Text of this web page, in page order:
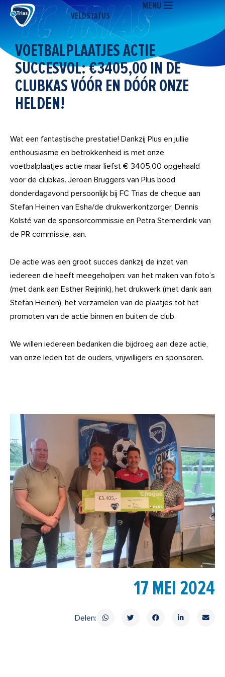
naar
inhoud
VELDSTATUS
MENU
VOETBALPLAATJES ACTIE
SUCCESVOL: €3405,00 IN DE
CLUBKAS VÓÓR EN DÓÓR ONZE
HELDEN!
Wat een fantastische prestatie! Dankzij Plus en jullie
enthousiasme en betrokkenheid is met onze
voetbalplaatjes actie maar liefst € 3405,00 opgehaald
voor de clubkas. Jeroen Bruggers van Plus bood
donderdagavond persoonlijk bij FC Trias de cheque aan
Stefan Heinen van Esha/de drukwerkontzorger, Dennis
Kolsté van de sponsorcommissie en Petra Stemerdink van
de PR commissie, aan.
De actie was een groot succes dankzij de inzet van
iedereen die heeft meegeholpen: van het maken van foto’s
(met dank aan Esther Reijrink), het drukwerk (met dank aan
Stefan Heinen), het verzamelen van de plaatjes tot het
promoten van de actie binnen en buiten de club.
We willen iedereen bedanken die bijdroeg aan deze actie,
van onze leden tot de ouders, vrijwilligers en sponsoren.
17 MEI 2024
Delen: